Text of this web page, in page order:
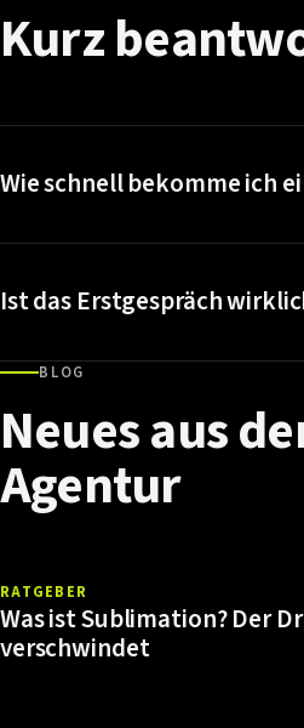
Kurz
Wie schnell bekomme ich
Ist das Erstgespräch
BLOG
Neuesaus
Agentur
RATGEBER
Was ist Sublimation? Der
verschwindet